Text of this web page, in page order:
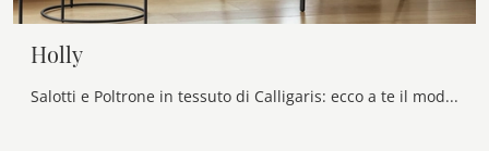
Holly
Salotti e Poltrone in tessuto di Calligaris: ecco a te il modello Holly in tessuto per impreziosire i tuoi spazi.